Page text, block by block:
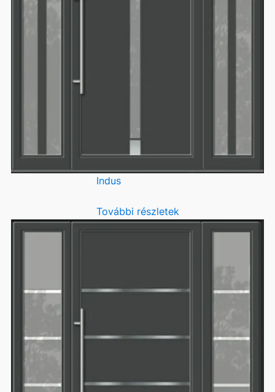
Indus
További részletek